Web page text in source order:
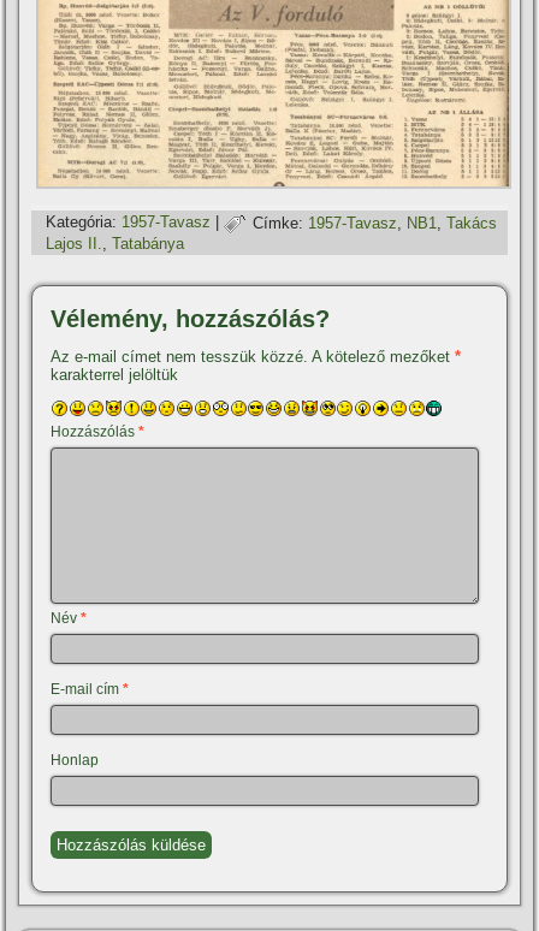
Kategória: 1957-Tavasz | Címke: 1957-Tavasz NB1 ,Takács
Lajos II.,Tatabánya
Vélemény, hozzászólás?
Az e-mail címet nem tesszük közzé. A kötelező mezőket*
karakterrel jelöltük
Hozzászólás*
Név*
E-mail cím*
Honlap